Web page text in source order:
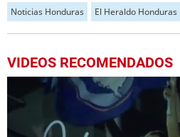
Noticias Honduras El Heraldo Honduras
VIDEOS RECOMENDADOS